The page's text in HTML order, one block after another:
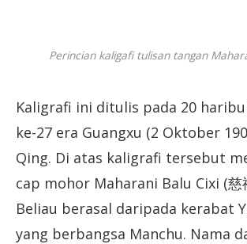
Perincian kaligafi tulisan tangan
Kaligrafi ini ditulis pada 20
ke-27 era Guangxu (2 Oktober
Qing. Di atas kaligrafi tersebut
cap mohor Maharani Balu Cixi (慈
Beliau berasal daripada kerabat
yang berbangsa Manchu. Nama